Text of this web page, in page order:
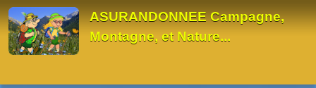
ASURANDONNEE Campagne,
Montagne, et Nature...
Panneau de gestion des cookies